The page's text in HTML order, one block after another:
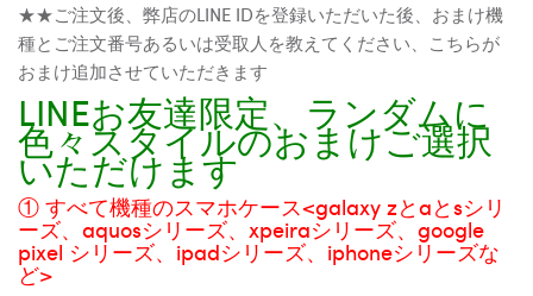
★★ご注文後、弊店のLINE IDを登録いただいた後、おまけ機
種とご注文番号あるいは受取人を教えてください、こちらが
おまけ追加させていただきます
LINEお友達限定、ランダムに
色々スタイルのおまけご選択
いただけます
① すべて機種のスマホケース<galaxy zとaとsシリ
ーズ、aquosシリーズ、xpeiraシリーズ、google
pixel シリーズ、ipadシリーズ、iphoneシリーズな
ど>